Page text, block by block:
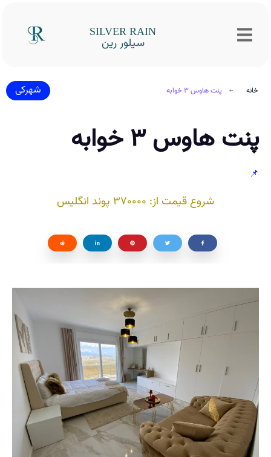
SILVER RAIN
سیلور رین
خانه پنت هاوس ۳ خوابه شهرکی
پنت هاوس ۳ خوابه
📌
شروع قیمت از: 370000 پوند انگلیس